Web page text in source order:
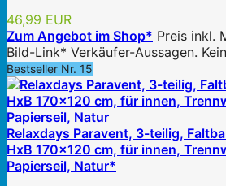
46,99 EUR
Zum Angebot im Shop* Preis inkl.
Bild-Link* Verkäufer-Aussagen.
Bestseller Nr. 15
Relaxdays Paravent, 3-teilig,
HxB 170x120 cm, für innen,
Papierseil, Natur*